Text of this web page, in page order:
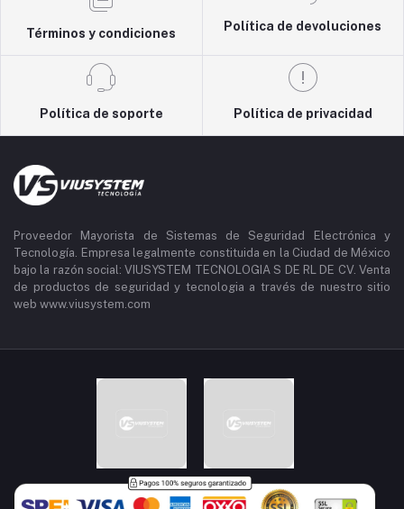
Términos y condiciones
Política de devoluciones
Política de soporte Política de privacidad
Proveedor Mayorista de Sistemas de Seguridad Electrónica y
Tecnología. Empresa legalmente constituida en la Ciudad de México
bajo la razón social: VIUSYSTEM TECNOLOGIA S DE RL DE CV. Venta
de productos de seguridad y tecnologia a través de nuestro sitio
web www.viusystem.com